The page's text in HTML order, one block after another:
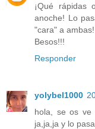
¡Qué rápidas
anoche! Lo
"cara" a ambas!
Besos!!!
Responder
yolybel1000
hola, se os ve
ja,ja,ja y lo